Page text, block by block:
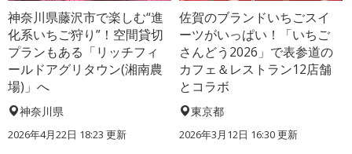
神奈川県藤沢市で楽しむ“進
化系いちご狩り”！空間貸切
プランもある「リッチフィ
ールドアグリタウン(湘南農
場)」へ
神奈川県
2026年4月22日 18:23 更新
佐賀のブランドいちごスイ
ーツがいっぱい！「いちご
さんどう2026」で表参道の
カフェ＆レストラン12店舗
とコラボ
東京都
2026年3月12日 16:30 更新